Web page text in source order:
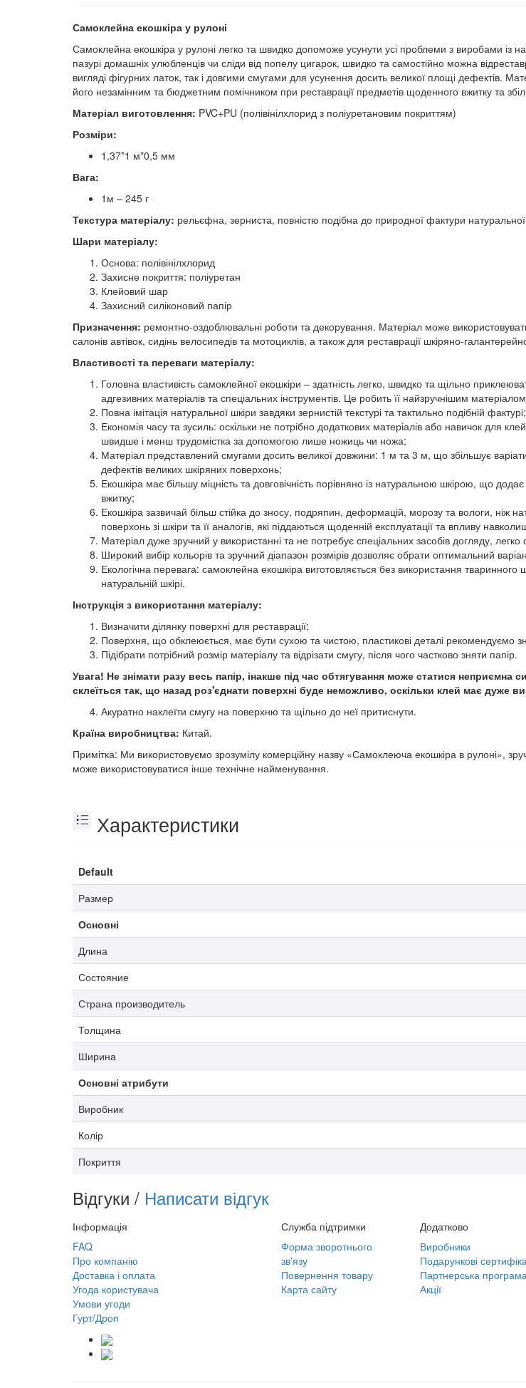
Самоклейна екошкіра у рулоні
Самоклейна екошкіра у рулоні легко та швидко допоможе усунути усі проблеми з виробами із
пазурі домашніх улюбленців чи сліди від попелу цигарок, швидко та самостійно можна
вигляді фігурних латок, так і довгими смугами для усунення досить великої площі дефектів.
його незамінним та бюджетним помічником при реставрації предметів щоденного вжитку та
Матеріал виготовлення: PVC+PU (полівінілхлорид з поліуретановим покриттям)
Розміри:
1,37*1 м*0,5 мм
Вага:
1м – 245 г
Текстура матеріалу: рельєфна, зерниста, повністю подібна до природної фактури
Шари матеріалу:
Основа: полівінілхлорид
Захисне покриття: поліуретан
Клейовий шар
Захисний силіконовий папір
Призначення: ремонтно-оздоблювальні роботи та декорування. Матеріал може
салонів автівок, сидінь велосипедів та мотоциклів, а також для реставрації шкіряно-
Властивості та переваги матеріалу:
Головна властивість самоклейної екошкіри – здатність легко, швидко та щільно
адгезивних матеріалів та спеціальних інструментів. Це робить її найзручнішим
Повна імітація натуральної шкіри завдяки зернистій текстурі та тактильно подібній фактурі;
Економія часу та зусиль: оскільки не потрібно додаткових матеріалів або навичок для
швидше і менш трудомістка за допомогою лише ножиць чи ножа;
Матеріал представлений смугами досить великої довжини: 1 м та 3 м, що збільшує
дефектів великих шкіряних поверхонь;
Екошкіра має більшу міцність та довговічність порівняно із натуральною шкірою, що
вжитку;
Екошкіра зазвичай більш стійка до зносу, подряпин, деформацій, морозу та вологи, ніж
поверхонь зі шкіри та її аналогів, які піддаються щоденній експлуатації та впливу
Матеріал дуже зручний у використанні та не потребує спеціальних засобів догляду,
Широкий вибір кольорів та зручний діапазон розмірів дозволяє обрати оптимальний
Екологічна перевага: самоклейна екошкіра виготовляється без використання
натуральній шкірі.
Інструкція з використання матеріалу:
Визначити ділянку поверхні для реставрації;
Поверхня, що обклеюється, має бути сухою та чистою, пластикові деталі рекомендуємо
Підібрати потрібний розмір матеріалу та відрізати смугу, після чого частково зняти папір.
Увага! Не знімати разу весь папір, інакше під час обтягування може статися
склеїться так, що назад роз'єднати поверхні буде неможливо, оскільки клей має дуже
Акуратно наклеїти смугу на поверхню та щільно до неї притиснути.
Країна виробництва: Китай.
Примітка: Ми використовуємо зрозумілу комерційну назву «Самоклеюча екошкіра в рулоні»,
може використовуватися інше технічне найменування.
Характеристики
Default
Размер
Основні
Длина
Состояние
Страна производитель
Толщина
Ширина
Основні атрибути
Виробник
Колір
Покриття
Відгуки / Написати відгук
Інформація
FAQ
Про компанію
Доставка і оплата
Угода користувача
Умови угоди
Гурт/Дроп
Служба підтримки
Форма зворотнього
зв'язу
Повернення товару
Карта сайту
Додатково
Виробники
Подарункові
Партнерська програма
Акції